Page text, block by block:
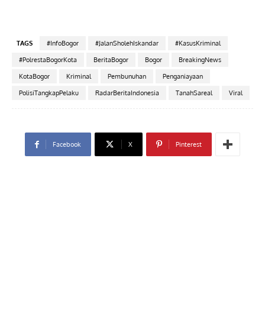
TAGS #InfoBogor #JalanSholehIskandar
#KasusKriminal
#PolrestaBogorKota
BeritaBogor Bogor
BreakingNews
KotaBogor
Kriminal Pembunuhan
Penganiayaan
PolisiTangkapPelaku
RadarBeritaIndonesia TanahSareal Viral
Facebook X Pinterest